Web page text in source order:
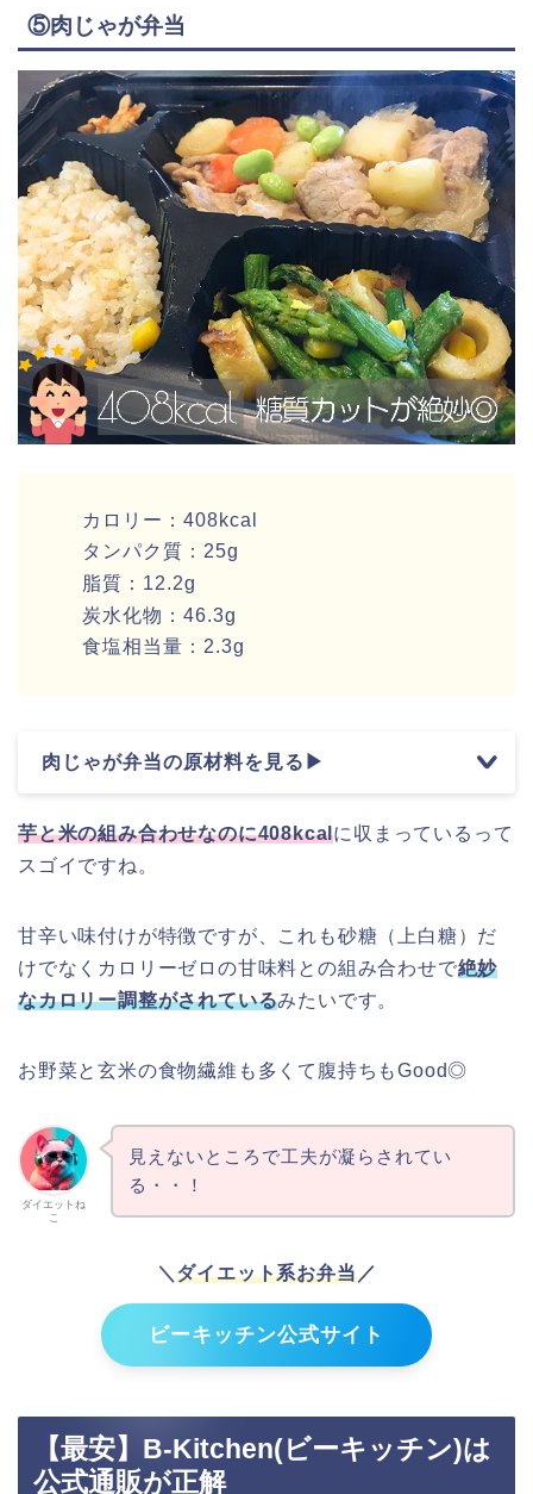
⑤肉じゃが弁当
カロリー：408kcal
タンパク質：25g
脂質：12.2g
炭水化物：46.3g
食塩相当量：2.3g
肉じゃが弁当の原材料を見る▶
芋と米の組み合わせなのに408kcalに収まっているって
スゴイですね。
甘辛い味付けが特徴ですが、これも砂糖（上白糖）だ
けでなくカロリーゼロの甘味料との組み合わせで絶妙
なカロリー調整がされているみたいです。
お野菜と玄米の食物繊維も多くて腹持ちもGood◎
ダイエットね
こ
見えないところで工夫が凝らされてい
る・・！
＼ダイエット系お弁当／
ビーキッチン公式サイト
【最安】B-Kitchen(ビーキッチン)は
公式通販が正解